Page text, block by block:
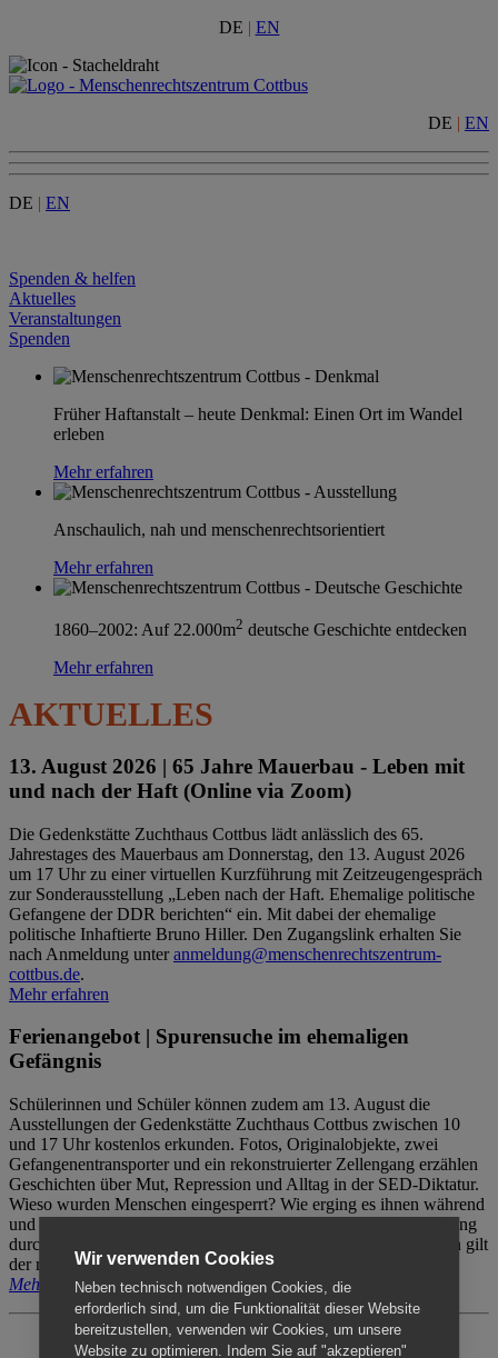
DE | EN
DE | EN
DE | EN
Spenden & helfen
Aktuelles
Veranstaltungen
Spenden
Früher Haftanstalt – heute Denkmal: Einen Ort im Wandel
erleben
Mehr erfahren
Anschaulich, nah und menschenrechtsorientiert
Mehr erfahren
1860–2002: Auf 22.000m2 deutsche Geschichte entdecken
Mehr erfahren
AKTUELLES
13. August 2026 | 65 Jahre Mauerbau - Leben mit
und nach der Haft (Online via Zoom)
Die Gedenkstätte Zuchthaus Cottbus lädt anlässlich des 65.
Jahrestages des Mauerbaus am Donnerstag, den 13. August 2026
um 17 Uhr zu einer virtuellen Kurzführung mit Zeitzeugengespräch
zur Sonderausstellung „Leben nach der Haft. Ehemalige politische
Gefangene der DDR berichten“ ein. Mit dabei der ehemalige
politische Inhaftierte Bruno Hiller. Den Zugangslink erhalten Sie
nach Anmeldung unteranmeldung@menschenrechtszentrum-
cottbus.de.
Mehr erfahren
Ferienangebot | Spurensuche im ehemaligen
Gefängnis
Schülerinnen und Schüler können zudem am 13. August die
Ausstellungen der Gedenkstätte Zuchthaus Cottbus zwischen 10
und 17 Uhr kostenlos erkunden. Fotos, Originalobjekte, zwei
Gefangenentransporter und ein rekonstruierter Zellengang erzählen
Geschichten über Mut, Repression und Alltag in der SED-Diktatur.
Wieso wurden Menschen eingesperrt? Wie erging es ihnen während
und nach der Haft? Der Besuch erfolgt individuell ohne Betreuung
durch das Menschenrechtszentrum Cottbus. Für Begleitpersonen gilt
der reguläre Eintritt (8€ / ermäßigt 5€).
Mehr erfahren
Wir verwenden Cookies
Neben technisch notwendigen Cookies, die
erforderlich sind, um die Funktionalität dieser Website
bereitzustellen, verwenden wir Cookies, um unsere
Website zu optimieren. Indem Sie auf "akzeptieren"